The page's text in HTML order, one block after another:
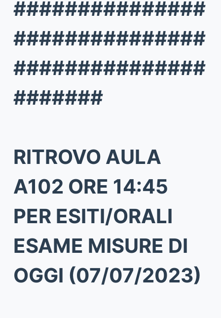
###############
###############
###############
#######
RITROVO AULA
A102 ORE 14:45
PER ESITI/ORALI
ESAME MISURE DI
OGGI (07/07/2023)